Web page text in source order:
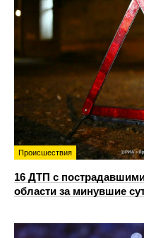
Происшествия
16 ДТП с
области за минувшие